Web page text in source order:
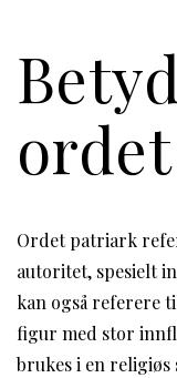
Ordet patriark
autoritet, spesielt
kan også referere
figur med stor
brukes i en religiøs